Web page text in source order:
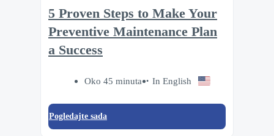
5 Proven Steps to Make Your
Preventive Maintenance Plan
a Success
Oko 45 minuta In English
Pogledajte sada